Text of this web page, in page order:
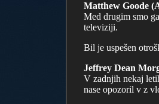
Matthew Goode
Med drugim smo
televiziji.
Bil je uspešen
Jeffrey Dean
V zadnjih nekaj
nase opozoril v z